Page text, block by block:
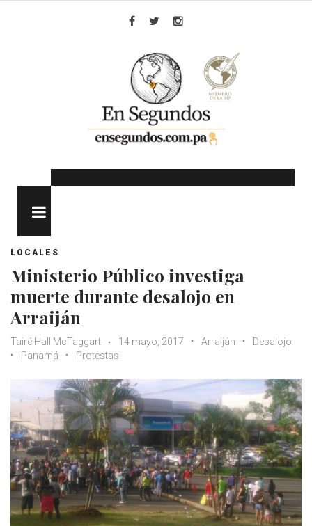
LOCALES
Ministerio Público investiga
muerte durante desalojo en
Arraiján
Tairé Hall McTaggart 14 mayo, 2017 Arraiján
Desalojo
Panamá
Protestas